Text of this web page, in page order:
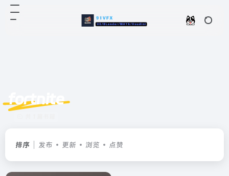
fortnite
排序 发布 更新 浏览 点赞